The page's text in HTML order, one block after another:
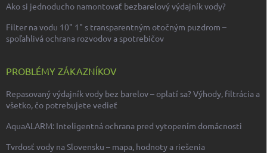
Ako si jednoducho namontovať bezbarelový výdajník vody?
Filter na vodu 10" 1" s transparentným otočným puzdrom –
spoľahlivá ochrana rozvodov a spotrebičov
PROBLÉMY ZÁKAZNÍKOV
Repasovaný výdajník vody bez barelov – oplatí sa? Výhody, filtrácia a
všetko, čo potrebujete vedieť
AquaALARM: Inteligentná ochrana pred vytopením domácnosti
Tvrdosť vody na Slovensku – mapa, hodnoty a riešenia